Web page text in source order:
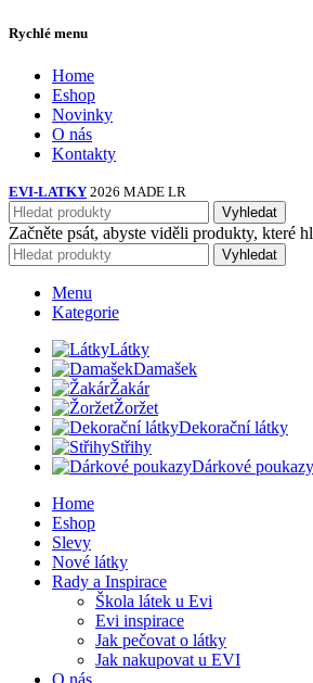
Rychlé menu
Home
Eshop
Novinky
O nás
Kontakty
EVI-LATKY 2026 MADE LR
Vyhledat
Začněte psát, abyste viděli produkty, které
Vyhledat
Menu
Kategorie
Látky
Damašek
Žakár
Žoržet
Dekorační látky
Střihy
Dárkové poukazy
Home
Eshop
Slevy
Nové látky
Rady a Inspirace
Škola látek u Evi
Evi inspirace
Jak pečovat o látky
Jak nakupovat u EVI